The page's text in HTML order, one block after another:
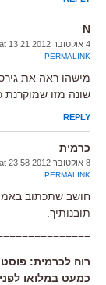
N
4 אוקטובר 2012 at 13:21
PERMALINK
מישהו ראה את
שונה מזו
REPLY
כרמית
8 אוקטובר 2012 at 23:58
PERMALINK
חושב שתכתוב
תובנותיך.
רוה לכרמית:
כמעט במלואו